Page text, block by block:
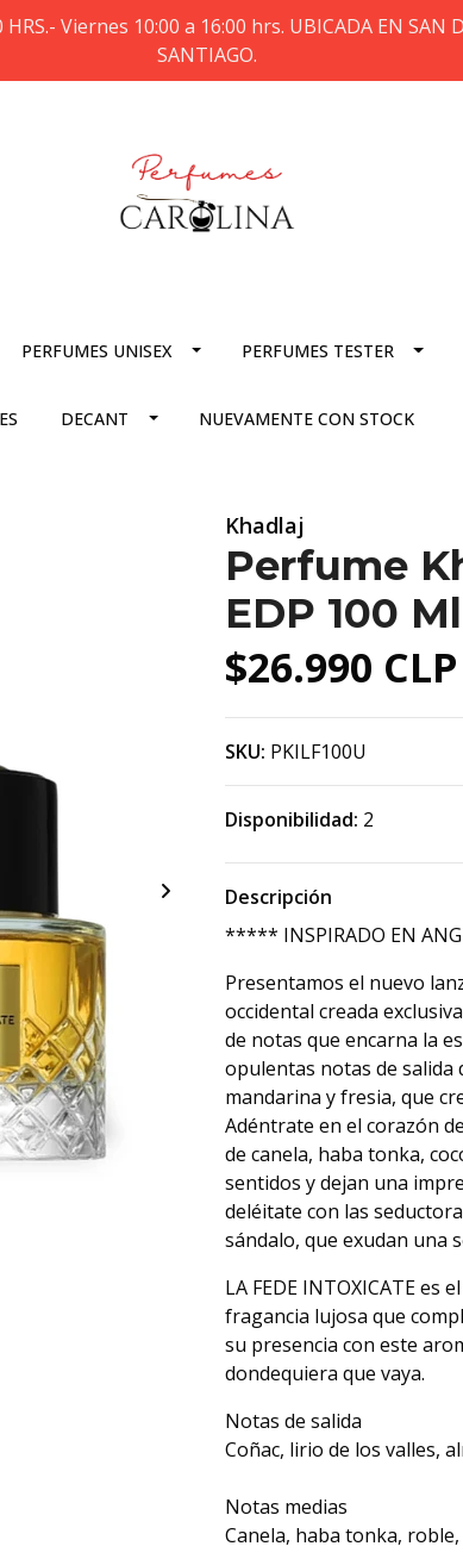
Viernes 10:00 a 16:00 hrs. UBICADA EN SAN
SANTIAGO.
PERFUMES UNISEX PERFUMES TESTER
DECANT NUEVAMENTE CON STOCK
Khadlaj
Perfume
EDP 100
$26.990 CLP
SKU: PKILF100U
Disponibilidad: 2
Descripción
***** INSPIRADO EN
Presentamos el nuevo
occidental creada
de notas que encarna la
opulentas notas de salida
mandarina y fresia, que
Adéntrate en el corazón
de canela, haba tonka,
sentidos y dejan una
deléitate con las
sándalo, que exudan una
LA FEDE INTOXICATE
fragancia lujosa que
su presencia con este
dondequiera que vaya.
Notas de salida
Coñac, lirio de los valles,
Notas medias
Canela, haba tonka,